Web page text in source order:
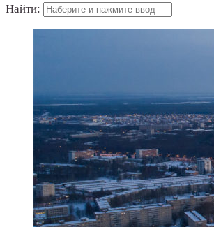
Найти: